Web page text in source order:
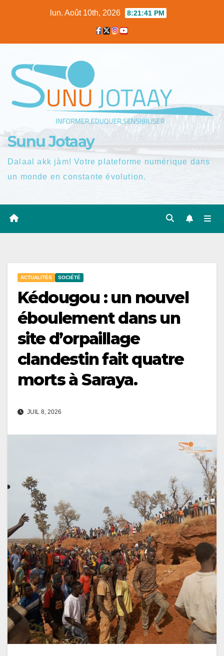
lun. Août 10th, 2026 8:21:42 PM
Sunu Jotaay
Dalaal akk jàm! Votre plateforme numérique dans
un monde en constante évolution.
ACTUALITÉS SOCIÉTÉ
Kédougou : un nouvel
éboulement dans un
site d’orpaillage
clandestin fait quatre
morts à Saraya.
JUIL 8, 2026